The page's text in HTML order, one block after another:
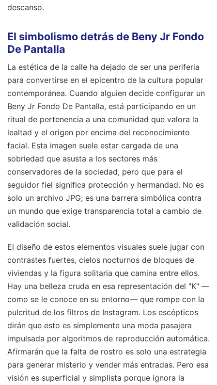
descanso.
El simbolismo detrás de Beny Jr Fondo
De Pantalla
La estética de la calle ha dejado de ser una periferia
para convertirse en el epicentro de la cultura popular
contemporánea. Cuando alguien decide configurar un
Beny Jr Fondo De Pantalla, está participando en un
ritual de pertenencia a una comunidad que valora la
lealtad y el origen por encima del reconocimiento
facial. Esta imagen suele estar cargada de una
sobriedad que asusta a los sectores más
conservadores de la sociedad, pero que para el
seguidor fiel significa protección y hermandad. No es
solo un archivo JPG; es una barrera simbólica contra
un mundo que exige transparencia total a cambio de
validación social.
El diseño de estos elementos visuales suele jugar con
contrastes fuertes, cielos nocturnos de bloques de
viviendas y la figura solitaria que camina entre ellos.
Hay una belleza cruda en esa representación del "K" —
como se le conoce en su entorno— que rompe con la
pulcritud de los filtros de Instagram. Los escépticos
dirán que esto es simplemente una moda pasajera
impulsada por algoritmos de reproducción automática.
Afirmarán que la falta de rostro es solo una estrategia
para generar misterio y vender más entradas. Pero esa
visión es superficial y simplista porque ignora la